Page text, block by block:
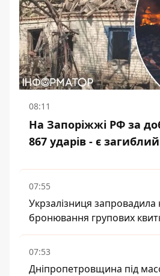
08:11
На Запоріжжі РФ за
867 ударів - є
07:55
Укрзалізниця запровадила
бронювання групових
07:53
Дніпропетровщина під